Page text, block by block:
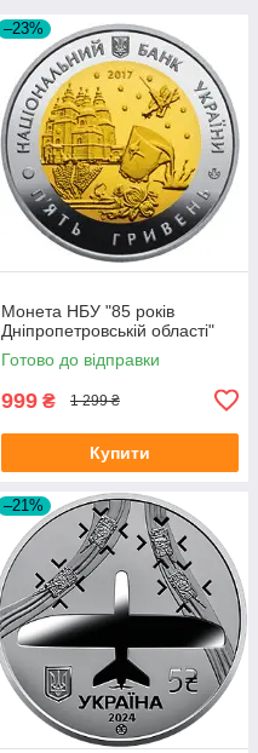
–23%
Монета НБУ "85 років
Дніпропетровській області"
Готово до відправки
999 ₴ 1 299 ₴
Купити
–21%